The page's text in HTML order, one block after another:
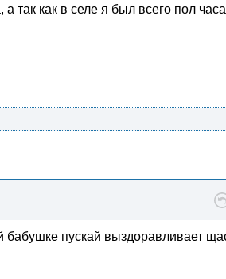
так как в селе я был всего пол
бабушке пускай выздоравливает